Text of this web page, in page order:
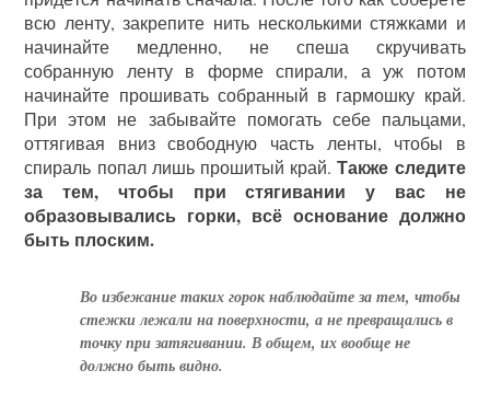
всю ленту, закрепите нить несколькими стяжками и
начинайте медленно, не спеша скручивать
собранную ленту в форме спирали, а уж потом
начинайте прошивать собранный в гармошку край.
При этом не забывайте помогать себе пальцами,
оттягивая вниз свободную часть ленты, чтобы в
спираль попал лишь прошитый край.Также следите
за тем, чтобы при стягивании у вас не
образовывались горки, всё основание должно
быть плоским.
Во избежание таких горок наблюдайте за тем, чтобы
стежки лежали на поверхности, а не превращались в
точку при затягивании. В общем, их вообще не
должно быть видно.